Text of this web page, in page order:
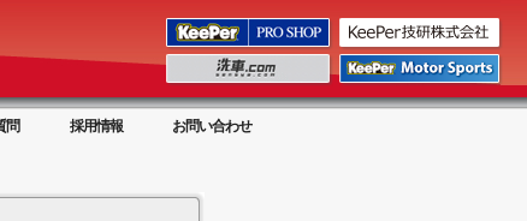
問 採用情報 お問い合わせ